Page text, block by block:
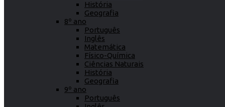
História
Geografia
8º ano
Português
Inglês
Matemática
Físico-Química
Ciências Naturais
História
Geografia
9º ano
Português